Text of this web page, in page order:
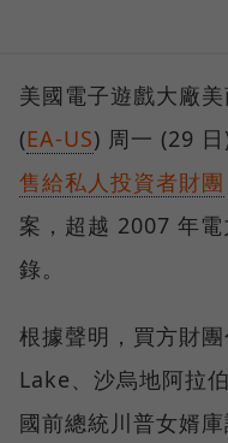
美國電子遊戲大廠
(EA-US) 周一 (29
售給私人投資者財團
案，超越 2007 年
錄。
根據聲明，買方財
Lake、沙烏地阿拉
國前總統川普女婿